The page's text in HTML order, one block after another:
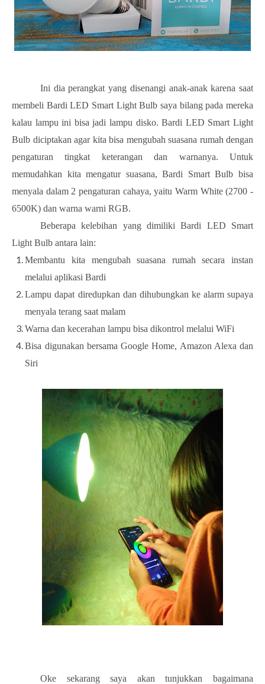
Ini dia perangkat yang disenangi anak-anak karena saat
membeli Bardi LED Smart Light Bulb saya bilang pada mereka
kalau lampu ini bisa jadi lampu disko. Bardi LED Smart Light
Bulb diciptakan agar kita bisa mengubah suasana rumah dengan
pengaturan tingkat keterangan dan warnanya. Untuk
memudahkan kita mengatur suasana, Bardi Smart Bulb bisa
menyala dalam 2 pengaturan cahaya, yaitu Warm White (2700 -
6500K) dan warna warni RGB.
Beberapa kelebihan yang dimiliki Bardi LED Smart
Light Bulb antara lain:
Membantu kita mengubah suasana rumah secara instan
melalui aplikasi Bardi
Lampu dapat diredupkan dan dihubungkan ke alarm supaya
menyala terang saat malam
Warna dan kecerahan lampu bisa dikontrol melalui WiFi
Bisa digunakan bersama Google Home, Amazon Alexa dan
Siri
Oke sekarang saya akan tunjukkan bagaimana